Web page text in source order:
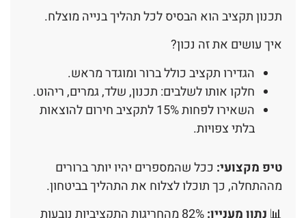
תכנון תקציב הוא הבסיס לכל תהליך בנייה מוצלח.
איך עושים את זה נכון?
הגדירו תקציב כולל ברור ומוגדר מראש.
חלקו אותו לשלבים: תכנון, שלד, גמרים, ריהוט.
השאירו לפחות 15% לתקציב חירום להוצאות
בלתי צפויות.
טיפ מקצועי: ככל שהמספרים יהיו יותר ברורים
מההתחלה, כך תוכלו לצלוח את התהליך בביטחון.
📊 נתון מעניין:
82% מהחריגות התקציביות נובעות